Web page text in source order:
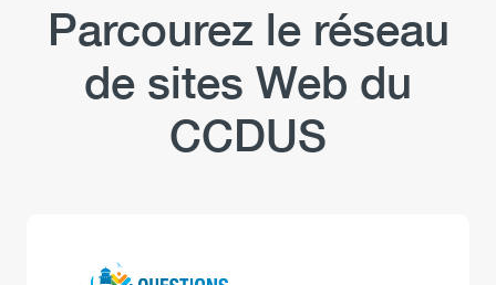
la
COVID-
[rapport]
Parcourez le réseau
de sites Web du
CCDUS